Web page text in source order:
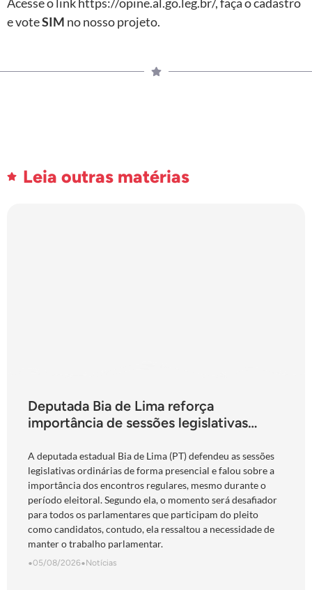
e voteSIM no nosso projeto.
Leia outras matérias
Deputada Bia de Lima reforça
importância de sessões legislativas
“obrigação com o povo de Goiás”
A deputada estadual Bia de Lima (PT) defendeu as sessões
legislativas ordinárias de forma presencial e falou sobre a
importância dos encontros regulares, mesmo durante o
período eleitoral. Segundo ela, o momento será desafiador
para todos os parlamentares que participam do pleito
como candidatos, contudo, ela ressaltou a necessidade de
manter o trabalho parlamentar.
•05/08/2026•Notícias